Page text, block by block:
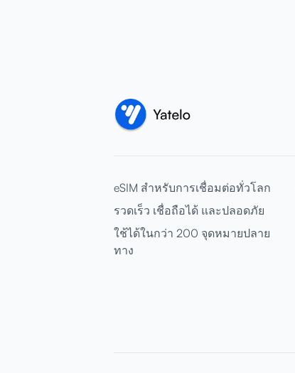
eSIM สำหรับการเชื่อมต่อทั่วโลก
รวดเร็ว เชื่อถือได้ และปลอดภัย
ใช้ได้ในกว่า 200 จุดหมายปลาย
ทาง